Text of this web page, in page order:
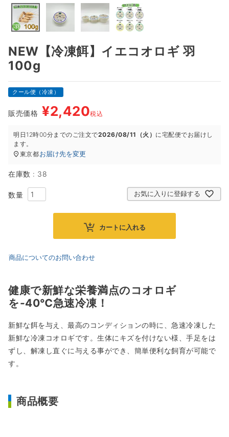
NEW【冷凍餌】イエコオロギ 羽
100g
クール便（冷凍）
販売価格 ¥2,420税込
明日 12時00分までのご注文で2026/08/11（火） に宅配便でお届けし
ます。
東京都お届け先を変更
在庫数 38
お気に入りに登録する
カートに入れる
商品についてのお問い合わせ
健康で新鮮な栄養満点のコオロギ
を-40℃急速冷凍！
新鮮な餌を与え、最高のコンディションの時に、急速冷凍した
新鮮な冷凍コオロギです。生体にキズを付けない様、手足をは
ずし、解凍し直ぐに与える事ができ、簡単便利な飼育が可能で
す。
商品概要